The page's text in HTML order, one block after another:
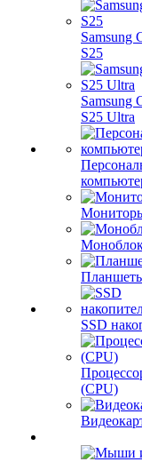
Samsung
S25
Samsung
S25 Ultra
SSD
(CPU)